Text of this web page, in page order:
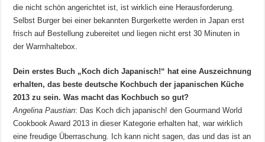
die nicht schön angerichtet ist, ist wirklich eine Herausforderung.
Selbst Burger bei einer bekannten Burgerkette werden in Japan erst
frisch auf Bestellung zubereitet und liegen nicht erst 30 Minuten in
der Warmhaltebox.
Dein erstes Buch „Koch dich Japanisch!“ hat eine Auszeichnung
erhalten, das beste deutsche Kochbuch der japanischen Küche
2013 zu sein. Was macht das Kochbuch so gut?
Angelina Paustian: Das Koch dich japanisch! den Gourmand World
Cookbook Award 2013 in dieser Kategorie erhalten hat, war wirklich
eine freudige Überraschung. Ich kann nicht sagen, das und das ist an